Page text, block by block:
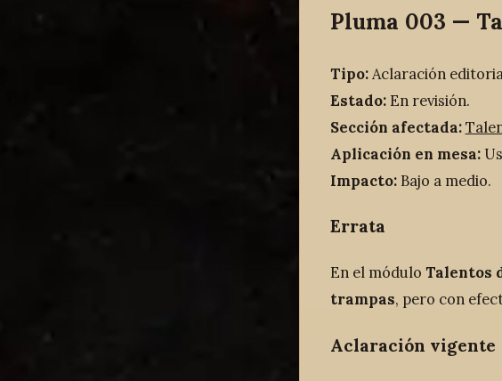
Pluma 003 —
Tipo:Aclaración
Estado:En revisión.
Sección afectada:
Aplicación en mesa:
Impacto:Bajo a medio.
Errata
En el módulo Talentos
trampas, pero con
Aclaración vigente